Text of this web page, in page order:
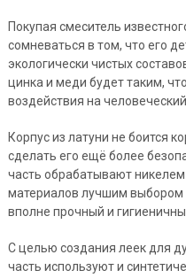
Покупая смеситель
сомневаться в том, что его
экологически чистых
цинка и меди будет таким,
воздействия на
Корпус из латуни не боится
сделать его ещё более
часть обрабатывают
материалов лучшим выбором
вполне прочный и
С целью создания леек для
часть используют и